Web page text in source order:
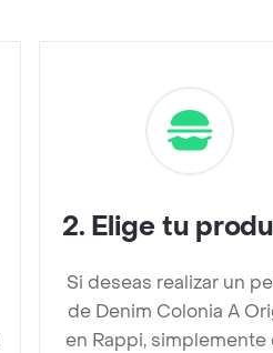
2. Elige tu
Si deseas realizar un
de Denim Colonia A
en Rappi, simplemente